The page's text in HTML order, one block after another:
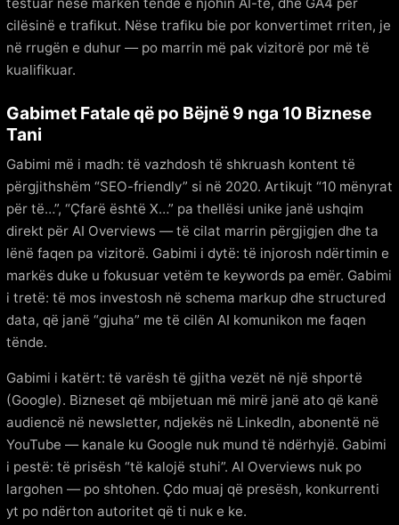
cilësinë e trafikut. Nëse trafiku bie por konvertimet rriten, je
në rrugën e duhur — po marrin më pak vizitorë por më të
kualifikuar.
Gabimet Fatale që po Bëjnë 9 nga 10 Biznese
Tani
Gabimi më i madh: të vazhdosh të shkruash kontent të
përgjithshëm “SEO-friendly” si në 2020. Artikujt “10 mënyrat
për të…”, “Çfarë është X…” pa thellësi unike janë ushqim
direkt për AI Overviews — të cilat marrin përgjigjen dhe ta
lënë faqen pa vizitorë. Gabimi i dytë: të injorosh ndërtimin e
markës duke u fokusuar vetëm te keywords pa emër. Gabimi
i tretë: të mos investosh në schema markup dhe structured
data, që janë “gjuha” me të cilën AI komunikon me faqen
tënde.
Gabimi i katërt: të varësh të gjitha vezët në një shportë
(Google). Bizneset që mbijetuan më mirë janë ato që kanë
audiencë në newsletter, ndjekës në LinkedIn, abonentë në
YouTube — kanale ku Google nuk mund të ndërhyjë. Gabimi
i pestë: të prisësh “të kalojë stuhi”. AI Overviews nuk po
largohen — po shtohen. Çdo muaj që presësh, konkurrenti
yt po ndërton autoritet që ti nuk e ke.